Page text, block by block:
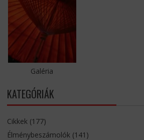
Galéria
KATEGÓRIÁK
Cikkek(177)
Élménybeszámolók(141)